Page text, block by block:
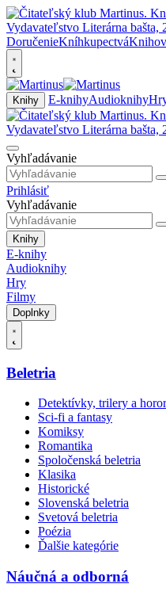
DoručenieKníhkupectvá
Knihy E-knihyAudioknihy
Vyhľadávanie
Prihlásiť
Vyhľadávanie
Knihy
E-knihy
Audioknihy
Hry
Filmy
Doplnky
Beletria
Detektívky, trilery a
Sci-fi a fantasy
Komiksy
Romantika
Spoločenská beletria
Klasika
Historické
Slovenská beletria
Svetová beletria
Poézia
Ďalšie kategórie
Náučná a odborná